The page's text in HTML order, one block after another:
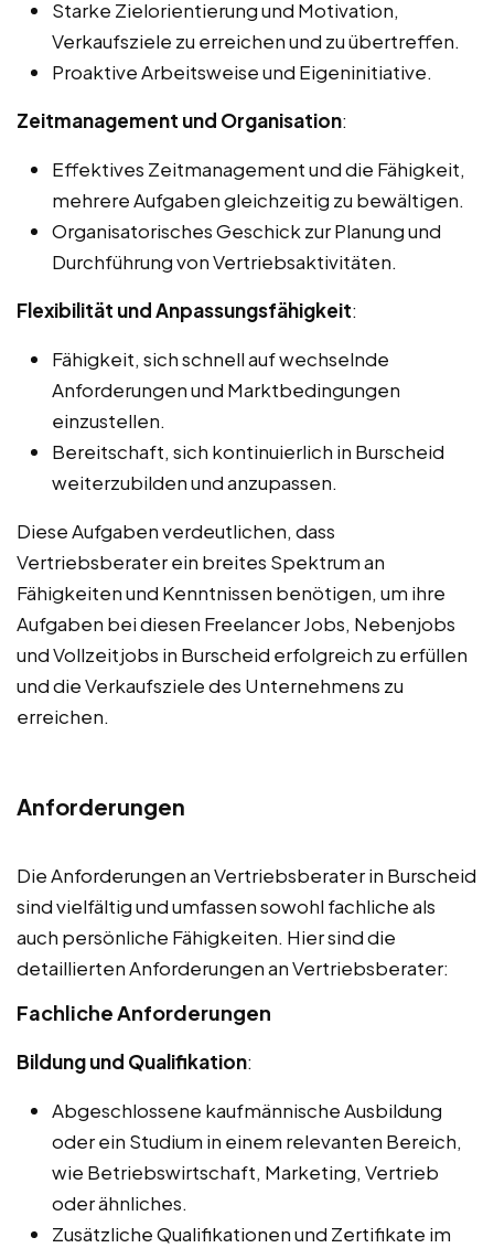
Starke Zielorientierung und Motivation,
Verkaufsziele zu erreichen und zu übertreffen.
Proaktive Arbeitsweise und Eigeninitiative.
Zeitmanagement und Organisation:
Effektives Zeitmanagement und die Fähigkeit,
mehrere Aufgaben gleichzeitig zu bewältigen.
Organisatorisches Geschick zur Planung und
Durchführung von Vertriebsaktivitäten.
Flexibilität und Anpassungsfähigkeit:
Fähigkeit, sich schnell auf wechselnde
Anforderungen und Marktbedingungen
einzustellen.
Bereitschaft, sich kontinuierlich in Burscheid
weiterzubilden und anzupassen.
Diese Aufgaben verdeutlichen, dass
Vertriebsberater ein breites Spektrum an
Fähigkeiten und Kenntnissen benötigen, um ihre
Aufgaben bei diesen Freelancer Jobs, Nebenjobs
und Vollzeitjobs in Burscheid erfolgreich zu erfüllen
und die Verkaufsziele des Unternehmens zu
erreichen.
Anforderungen
Die Anforderungen an Vertriebsberater in Burscheid
sind vielfältig und umfassen sowohl fachliche als
auch persönliche Fähigkeiten. Hier sind die
detaillierten Anforderungen an Vertriebsberater:
Fachliche Anforderungen
Bildung und Qualifikation:
Abgeschlossene kaufmännische Ausbildung
oder ein Studium in einem relevanten Bereich,
wie Betriebswirtschaft, Marketing, Vertrieb
oder ähnliches.
Zusätzliche Qualifikationen und Zertifikate im